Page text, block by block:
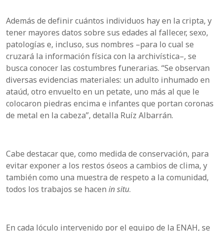
Además de definir cuántos individuos hay en la cripta, y
tener mayores datos sobre sus edades al fallecer, sexo,
patologías e, incluso, sus nombres –para lo cual se
cruzará la información física con la archivística–, se
busca conocer las costumbres funerarias. “Se observan
diversas evidencias materiales: un adulto inhumado en
ataúd, otro envuelto en un petate, uno más al que le
colocaron piedras encima e infantes que portan coronas
de metal en la cabeza”, detalla Ruíz Albarrán.
Cabe destacar que, como medida de conservación, para
evitar exponer a los restos óseos a cambios de clima, y
también como una muestra de respeto a la comunidad,
todos los trabajos se hacen in situ.
En cada lóculo intervenido por el equipo de la ENAH, se